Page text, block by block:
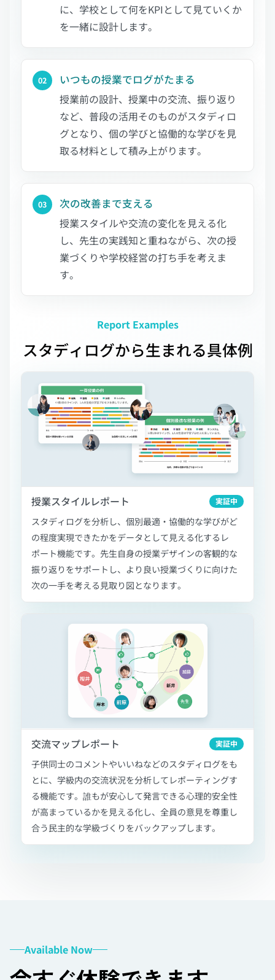
に、学校として何をKPIとして見ていくか
を一緒に設計します。
02
いつもの授業でログがたまる
授業前の設計、授業中の交流、振り返り
など、普段の活用そのものがスタディロ
グとなり、個の学びと協働的な学びを見
取る材料として積み上がります。
03
次の改善まで支える
授業スタイルや交流の変化を見える化
し、先生の実践知と重ねながら、次の授
業づくりや学校経営の打ち手を考えま
す。
Report Examples
スタディログから生まれる具体例
授業スタイルレポート 実証中
スタディログを分析し、個別最適・協働的な学びがど
の程度実現できたかをデータとして見える化するレ
ポート機能です。先生自身の授業デザインの客観的な
振り返りをサポートし、より良い授業づくりに向けた
次の一手を考える見取り図となります。
交流マップレポート 実証中
子供同士のコメントやいいねなどのスタディログをも
とに、学級内の交流状況を分析してレポーティングす
る機能です。誰もが安心して発言できる心理的安全性
が高まっているかを見える化し、全員の意見を尊重し
合う民主的な学級づくりをバックアップします。
Available Now